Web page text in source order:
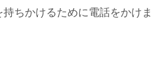
ちかけるために電話をかけま